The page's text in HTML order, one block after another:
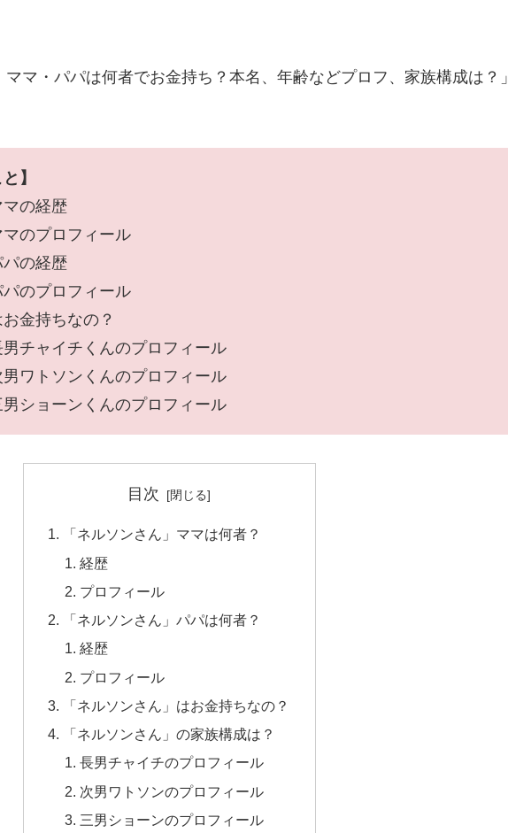
マ・パパは何者でお金持ち？本名、年齢などプロフ、家族構成は？」
】
マの経歴
マのプロフィール
パの経歴
パのプロフィール
金持ちなの？
男チャイチくんのプロフィール
男ワトソンくんのプロフィール
男ショーンくんのプロフィール
目次
「ネルソンさん」ママは何者？
経歴
プロフィール
「ネルソンさん」パパは何者？
経歴
プロフィール
「ネルソンさん」はお金持ちなの？
「ネルソンさん」の家族構成は？
長男チャイチのプロフィール
次男ワトソンのプロフィール
三男ショーンのプロフィール